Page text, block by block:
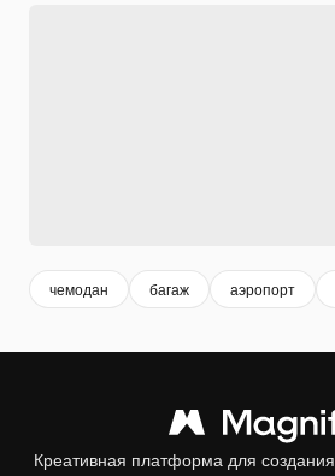
чемодан багаж аэропорт
Креативная платформа для